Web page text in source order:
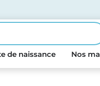
de naissance Nos